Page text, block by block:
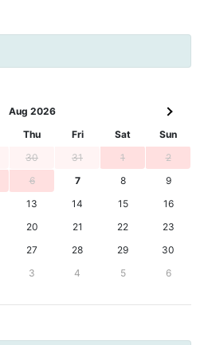
Aug 2026
Thu Fri Sat
Sun
30 31 1
2
6 7 8
9
13 14 15
16
20 21 22
23
27 28 29
30
3 4 5 6